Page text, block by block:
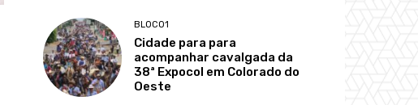
BLOCO1
Cidade para para
acompanhar cavalgada da
38ª Expocol em Colorado do
Oeste